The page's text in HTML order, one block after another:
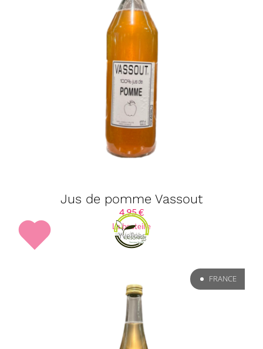
Jus de pomme Vassout
4,95€
La bouteille
Yvelines
FRANCE